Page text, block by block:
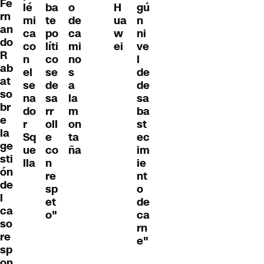
Fe
rn
an
do
R
ab
at
so
br
e
la
ge
sti
ón
de
l
ca
so
re
sp
lé
mi
ca
co
n
el
se
na
do
r
Sq
ue
lla
ba
te
po
líti
co
se
de
sa
rr
oll
e
co
n
re
sp
et
o"
o
de
ca
mi
no
s
a
la
m
on
ta
ña
H
ua
w
ei
gú
n
ni
ve
l
de
de
sa
ba
st
ec
im
ie
nt
o
de
ca
rn
e"